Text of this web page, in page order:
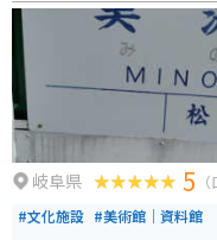
したり、陶芸体験をするのも
岐阜県 5
#文化施設 #美術館｜資料館